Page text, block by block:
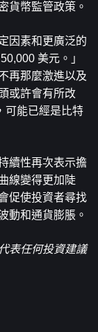
貨幣監管政策。
因素和更廣泛的
美元。」
再那麼激進以及
或許會有所改
可能已經是比特
續性再次表示擔
線變得更加陡
促使投資者尋找
動和通貨膨脹。
表任何投資建議